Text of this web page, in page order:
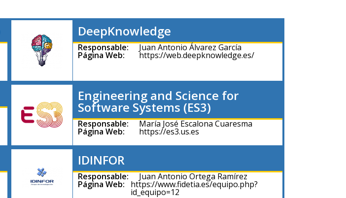
DeepKnowledge
Responsable: Juan Antonio Álvarez García
Página Web: https://web.deepknowledge.es/
Engineering and Science for
Software Systems (ES3)
Responsable: María José Escalona Cuaresma
Página Web: https://es3.us.es
IDINFOR
Responsable: Juan Antonio Ortega Ramírez
Página Web: https://www.fidetia.es/equipo.php?
id_equipo=12